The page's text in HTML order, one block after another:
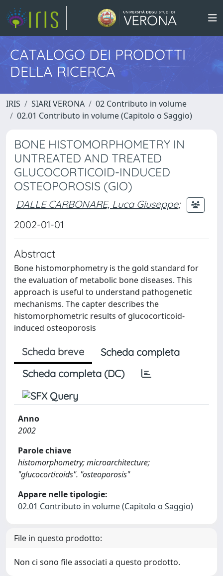
CATALOGO DEI PRODOTTI
DELLA RICERCA
IRIS SIARI VERONA
02 Contributo in volume
02.01 Contributo in volume (Capitolo o Saggio)
BONE HISTOMORPHOMETRY IN
UNTREATED AND TREATED
GLUCOCORTICOID-INDUCED
OSTEOPOROSIS (GIO)
DALLE CARBONARE, Luca Giuseppe;
2002-01-01
Abstract
Bone histomorphometry is the gold standard for
the evaluation of metabolic bone diseases. This
approach is useful to understand pathogenetic
mechanisms. The capter describes the
histomorphometric results of glucocorticoid-
induced osteoporosis
Scheda breve
Scheda completa
Scheda completa (DC)
Anno
2002
Parole chiave
histomorphometry; microarchitecture;
"glucocorticoids". "osteoporosis"
Appare nelle tipologie:
02.01 Contributo in volume (Capitolo o Saggio)
File in questo prodotto:
Non ci sono file associati a questo prodotto.